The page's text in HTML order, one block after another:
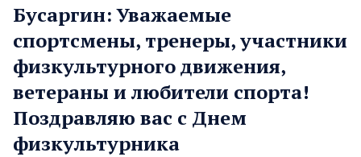
Бусаргин: Уважаемые
спортсмены, тренеры, участники
физкультурного движения,
ветераны и любители спорта!
Поздравляю вас с Днем
физкультурника